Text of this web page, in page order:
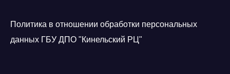
Политика в отношении обработки персональных
данных ГБУ ДПО "Кинельский РЦ"